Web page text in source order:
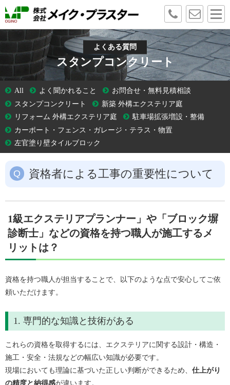
よくある質問
スタンプコンクリート
All よく聞かれること
お問合せ・無料見積相談
スタンプコンクリート
新築 外構エクステリア庭
リフォーム 外構エクステリア庭
駐車場拡張増設・整備
カーポート・フェンス・ガレージ・テラス・物置
左官塗り壁タイルブロック
資格者による工事の重要性について
1級エクステリアプランナー」や「ブロック塀
診断士」などの資格を持つ職人が施工するメ
リットは？
資格を持つ職人が担当することで、以下のような点で安心してご依
頼いただけます。
1. 専門的な知識と技術がある
これらの資格を取得するには、エクステリアに関する設計・構造・
施工・安全・法規などの幅広い知識が必要です。
現場においても理論に基づいた正しい判断ができるため、 仕上がり
の精度と納得感が違います。